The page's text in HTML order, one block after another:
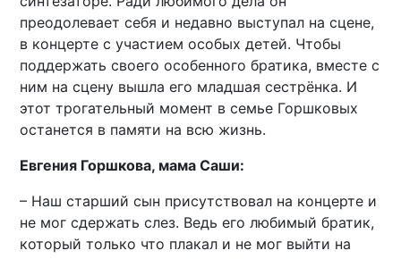
преодолевает себя и недавно выступал на сцене,
в концерте с участием особых детей. Чтобы
поддержать своего особенного братика, вместе с
ним на сцену вышла его младшая сестрёнка. И
этот трогательный момент в семье Горшковых
останется в памяти на всю жизнь.
Евгения Горшкова, мама Саши:
– Наш старший сын присутствовал на концерте и
не мог сдержать слез. Ведь его любимый братик,
который только что плакал и не мог выйти на